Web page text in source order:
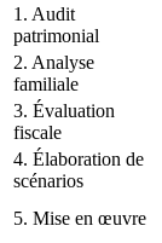
1. Audit
patrimonial
2. Analyse
familiale
3. Évaluation
fiscale
4. Élaboration de
scénarios
5. Mise en œuvre